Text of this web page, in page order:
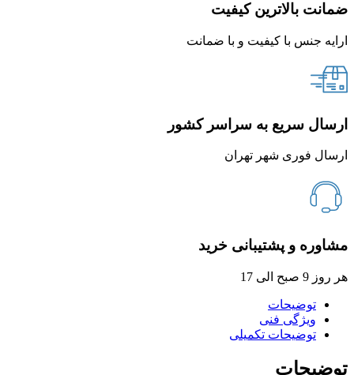
ضمانت بالاترین کیفیت
ارایه جنس با کیفیت و با ضمانت
ارسال سریع به سراسر کشور
ارسال فوری شهر تهران
مشاوره و پشتیبانی خرید
هر روز 9 صبح الی 17
توضیحات
ویژگی فنی
توضیحات تکمیلی
توضیحات